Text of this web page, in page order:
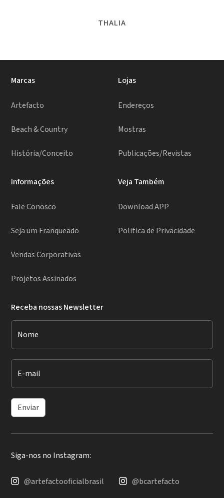
THALIA
Marcas
Artefacto
Beach & Country
História/Conceito
Lojas
Endereços
Mostras
Publicações/Revistas
Informações
Fale Conosco
Seja um Franqueado
Vendas Corporativas
Projetos Assinados
Veja Também
Download APP
Politica de Privacidade
Receba nossas Newsletter
Nome
E-mail
Enviar
Siga-nos no Instagram:
@artefactooficialbrasil @bcartefacto